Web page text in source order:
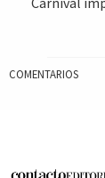
COMENTARIOS